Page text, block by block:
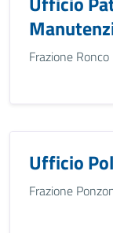
Frazione Ronco
Ufficio
Frazione